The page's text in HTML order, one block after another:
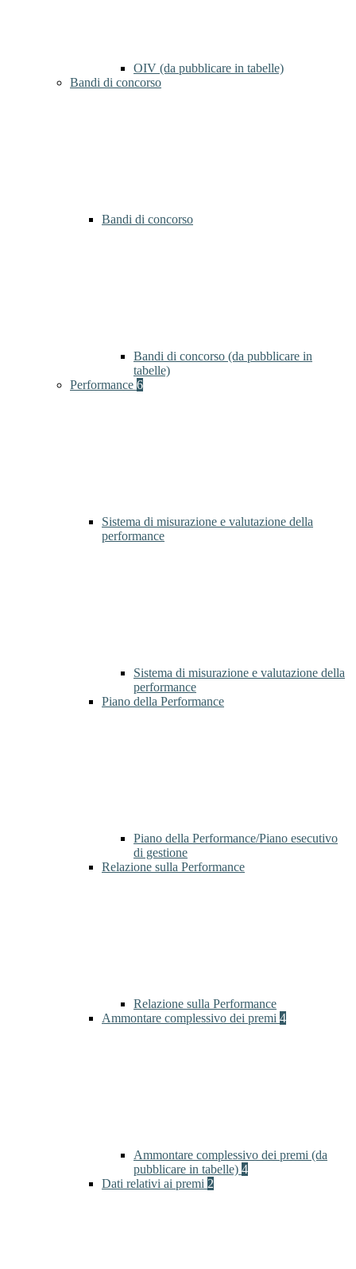
OIV (da pubblicare in tabelle)
Bandi di concorso
Bandi di concorso
Bandi di concorso (da pubblicare in
tabelle)
Performance 6
Sistema di misurazione e valutazione della
performance
Sistema di misurazione e valutazione della
performance
Piano della Performance
Piano della Performance/Piano esecutivo
di gestione
Relazione sulla Performance
Relazione sulla Performance
Ammontare complessivo dei premi 4
Ammontare complessivo dei premi (da
pubblicare in tabelle) 4
Dati relativi ai premi 2